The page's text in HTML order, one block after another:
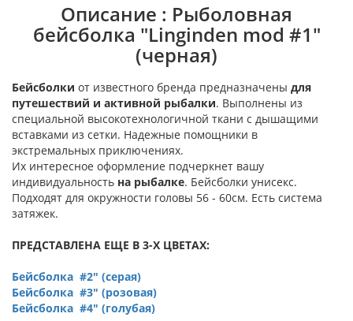
Описание : Рыболовная
бейсболка "Linginden mod #1"
(черная)
Бейсболки от известного бренда предназначены для
путешествий и активной рыбалки. Выполнены из
специальной высокотехнологичной ткани с дышащими
вставками из сетки. Надежные помощники в
экстремальных приключениях.
Их интересное оформление подчеркнет вашу
индивидуальность на рыбалке. Бейсболки унисекс.
Подходят для окружности головы 56 - 60см. Есть система
затяжек.
ПРЕДСТАВЛЕНА ЕЩЕ В 3-Х ЦВЕТАХ:
Бейсболка #2" (серая)
Бейсболка #3" (розовая)
Бейсболка #4" (голубая)